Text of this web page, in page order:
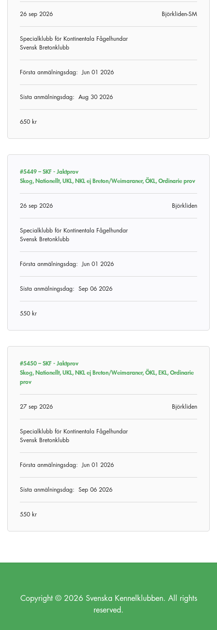
26 sep 2026 Björkliden-SM
Specialklubb för Kontinentala Fågelhundar
Svensk Bretonklubb
Första anmälningsdag:Jun 01 2026
Sista anmälningsdag: Aug 30 2026
650 kr
#5449 –SKF - Jaktprov
Skog, Nationellt, UKL, NKL ej Breton/Weimaraner, ÖKL, Ordinarie prov
26 sep 2026 Björkliden
Specialklubb för Kontinentala Fågelhundar
Svensk Bretonklubb
Första anmälningsdag:Jun 01 2026
Sista anmälningsdag: Sep 06 2026
550 kr
#5450 –SKF - Jaktprov
Skog, Nationellt, UKL, NKL ej Breton/Weimaraner, ÖKL, EKL, Ordinarie
prov
27 sep 2026 Björkliden
Specialklubb för Kontinentala Fågelhundar
Svensk Bretonklubb
Första anmälningsdag:Jun 01 2026
Sista anmälningsdag: Sep 06 2026
550 kr
Copyright © 2026 Svenska Kennelklubben. All rights
reserved.